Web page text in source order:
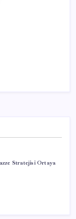
Stratejisi Ortaya